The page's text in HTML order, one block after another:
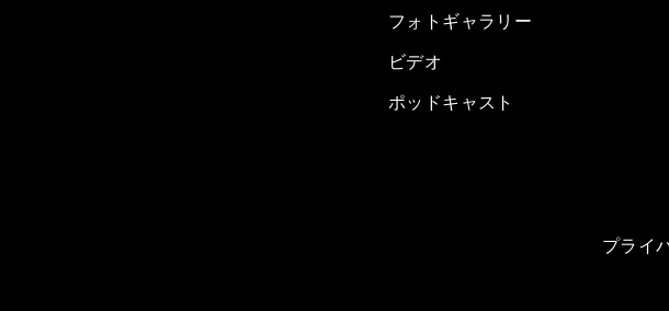
フォトギャラリー
ビデオ
ポッドキャスト
プライ